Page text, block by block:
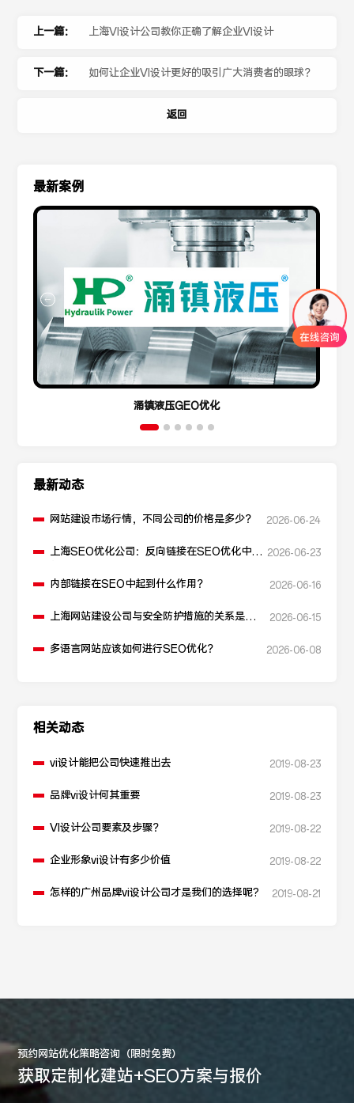
上一篇： 上海VI设计公司教你正确了解企业VI设计
下一篇： 如何让企业VI设计更好的吸引广大消费者的眼球？
返回
最新案例
涌镇液压GEO优化
最新动态
网站建设市场行情，不同公司的价格是多少？ 2026-06-24
上海SEO优化公司：反向链接在SEO优化中起 2026-06-23
内部链接在SEO中起到什么作用？ 2026-06-16
上海网站建设公司与安全防护措施的关系是什
2026-06-15
多语言网站应该如何进行SEO优化？ 2026-06-08
相关动态
vi设计能把公司快速推出去 2019-08-23
品牌vi设计何其重要 2019-08-23
VI设计公司要素及步骤？ 2019-08-22
企业形象vi设计有多少价值 2019-08-22
怎样的广州品牌vi设计公司才是我们的选择呢? 2019-08-21
预约网站优化策略咨询（限时免费）
获取定制化建站+SEO方案与报价